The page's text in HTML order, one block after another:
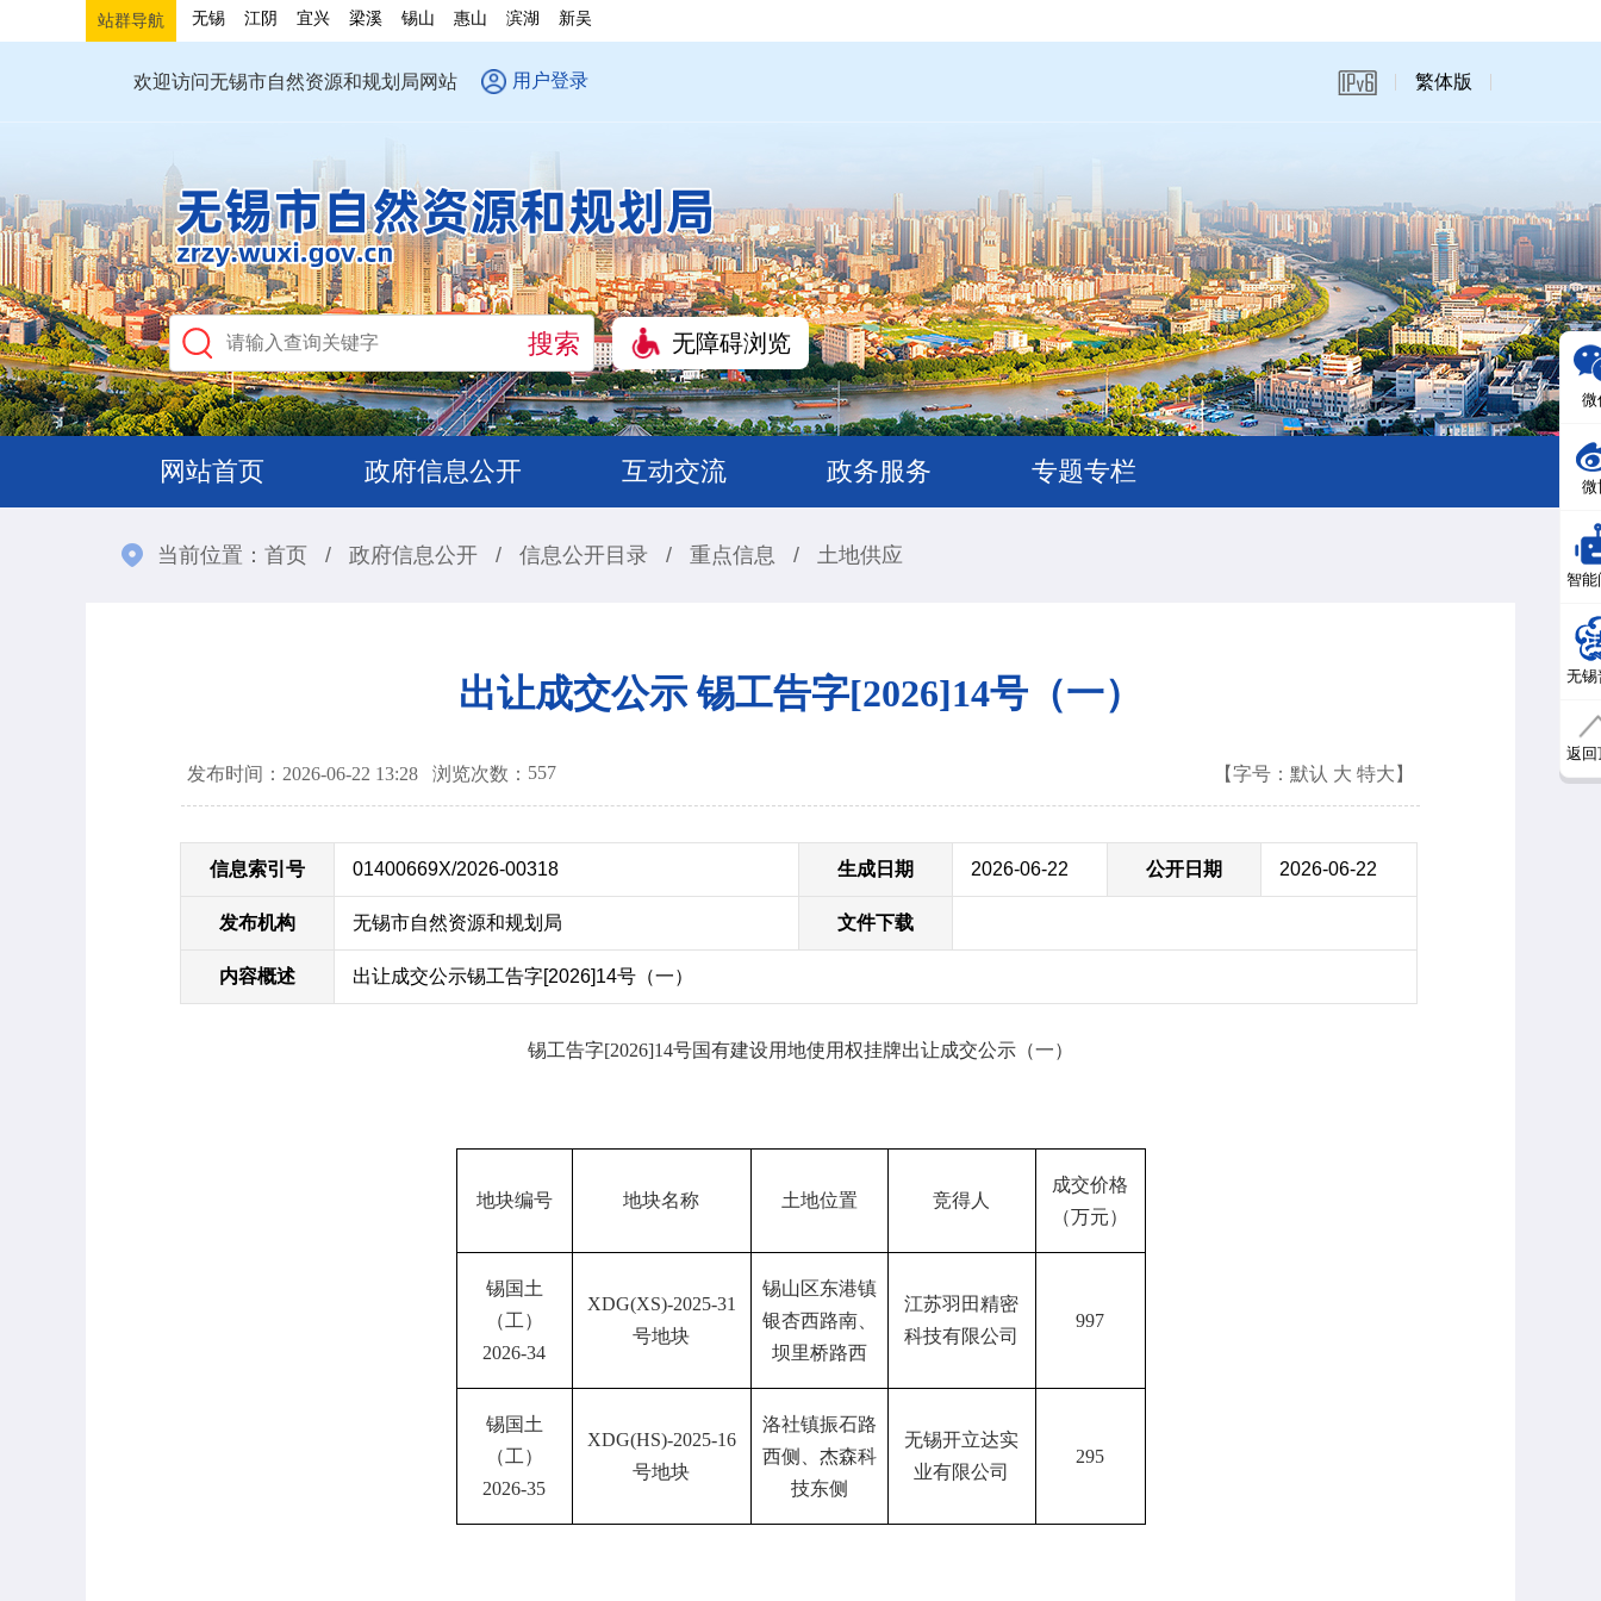
站群导航 无锡 江阴 宜兴 梁溪 锡山 惠山 滨湖 新吴
欢迎访问无锡市自然资源和规划局网站 用户登录 繁体版
无障碍浏览
网站首页 政府信息公开 互动交流 政务服务 专题专栏
当前位置： 首页 / 政府信息公开 / 信息公开目录 / 重点信息 / 土地供应
出让成交公示 锡工告字[2026]14号（一）
发布时间：2026-06-22 13:28 浏览次数： 557 【字号： 默认 大 特大 】
信息索引号 01400669X/2026-00318 生成日期 2026-06-22 公开日期 2026-06-22
发布机构 无锡市自然资源和规划局 文件下载
内容概述 出让成交公示锡工告字[2026]14号（一）
锡工告字[2026]14号国有建设用地使用权挂牌出让成交公示 （一）
地块编号 地块名称 土地位置 竞得人
成交价格
（万元）
锡国土
（工）
2026-34
XDG(XS)-2025-31
号地块
锡山区东港镇
银杏西路南、
坝里桥路西
江苏羽田精密
科技有限公司
997
锡国土
（工）
2026-35
XDG(HS)-2025-16
号地块
洛社镇振石路
西侧、杰森科
技东侧
无锡开立达实
业有限公司
295
微
微
智能
无锡
返回